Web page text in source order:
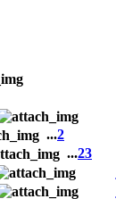
...2
...23